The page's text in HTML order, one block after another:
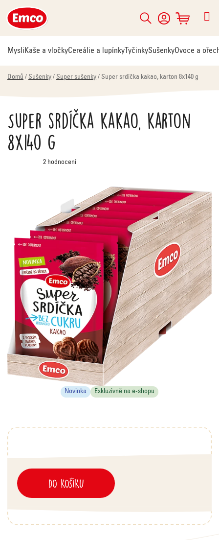
na
obsah
Hledat
NÁKUPNÍ
KOŠÍK
MysliKaše a vločkyCereálie a lupínky TyčinkySušenkyOvoce a
Domů / Sušenky / Super sušenky / Super srdíčka kakao, karton 8x140 g
DO KOŠÍKU
Super srdíčka kakao, karton
8x140 g
Průměrné
hodnocení
2 hodnocení
Novinka Exkluzivně na e-shopu